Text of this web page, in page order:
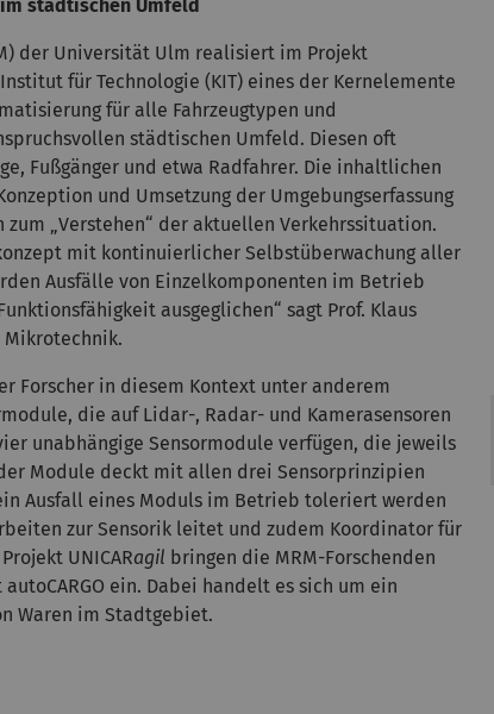
städtischen Umfeld
der Universität Ulm realisiert im Projekt
für Technologie (KIT) eines der Kernelemente
für alle Fahrzeugtypen und
städtischen Umfeld. Diesen oft
Fußgänger und etwa Radfahrer. Die inhaltlichen
und Umsetzung der Umgebungserfassung
„Verstehen“ der aktuellen Verkehrssituation.
mit kontinuierlicher Selbstüberwachung aller
Ausfälle von Einzelkomponenten im Betrieb
ausgeglichen“ sagt Prof. Klaus
Mikrotechnik.
Forscher in diesem Kontext unter anderem
die auf Lidar-, Radar- und Kamerasensoren
unabhängige Sensormodule verfügen, die jeweils
Module deckt mit allen drei Sensorprinzipien
Ausfall eines Moduls im Betrieb toleriert werden
zur Sensorik leitet und zudem Koordinator für
UNICARagil bringen die MRM-Forschenden
ein. Dabei handelt es sich um ein
Waren im Stadtgebiet.